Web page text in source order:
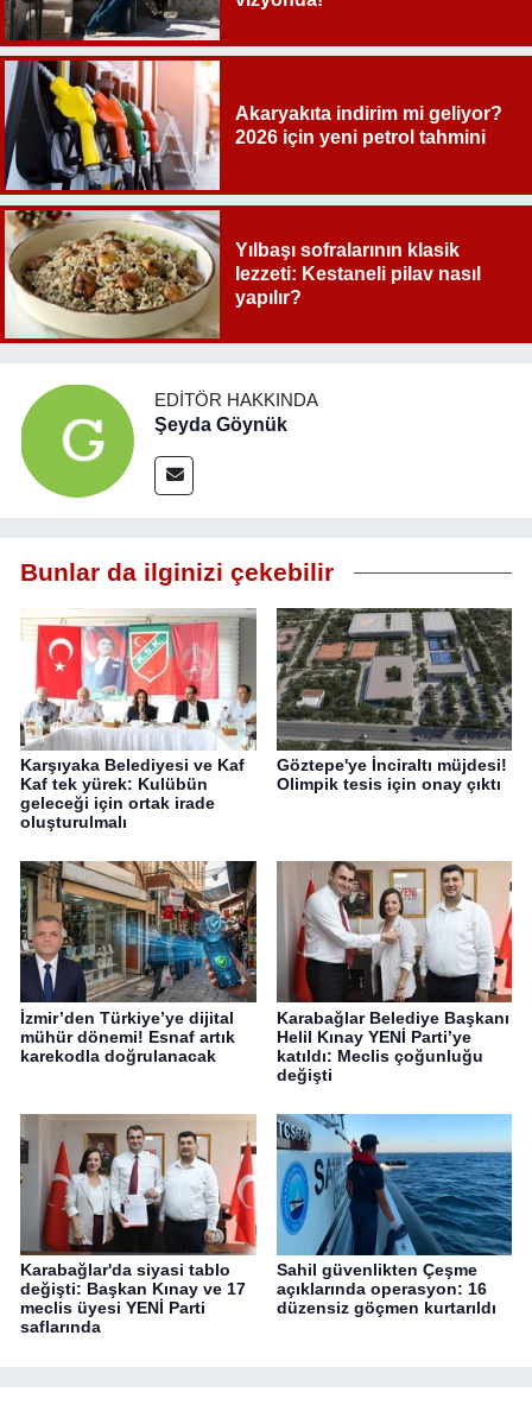
Akaryakıta indirim mi geliyor?
2026 için yeni petrol tahmini
Yılbaşı sofralarının klasik
lezzeti: Kestaneli pilav nasıl
yapılır?
EDITÖR HAKKINDA
Şeyda Göynük
Bunlar da ilginizi çekebilir
Karşıyaka Belediyesi ve Kaf
Kaf tek yürek: Kulübün
geleceği için ortak irade
oluşturulmalı
Göztepe'ye İnciraltı müjdesi!
Olimpik tesis için onay çıktı
İzmir’den Türkiye’ye dijital
mühür dönemi! Esnaf artık
karekodla doğrulanacak
Karabağlar Belediye Başkanı
Helil Kınay YENİ Parti’ye
katıldı: Meclis çoğunluğu
değişti
Karabağlar'da siyasi tablo
değişti: Başkan Kınay ve 17
meclis üyesi YENİ Parti
saflarında
Sahil güvenlikten Çeşme
açıklarında operasyon: 16
düzensiz göçmen kurtarıldı